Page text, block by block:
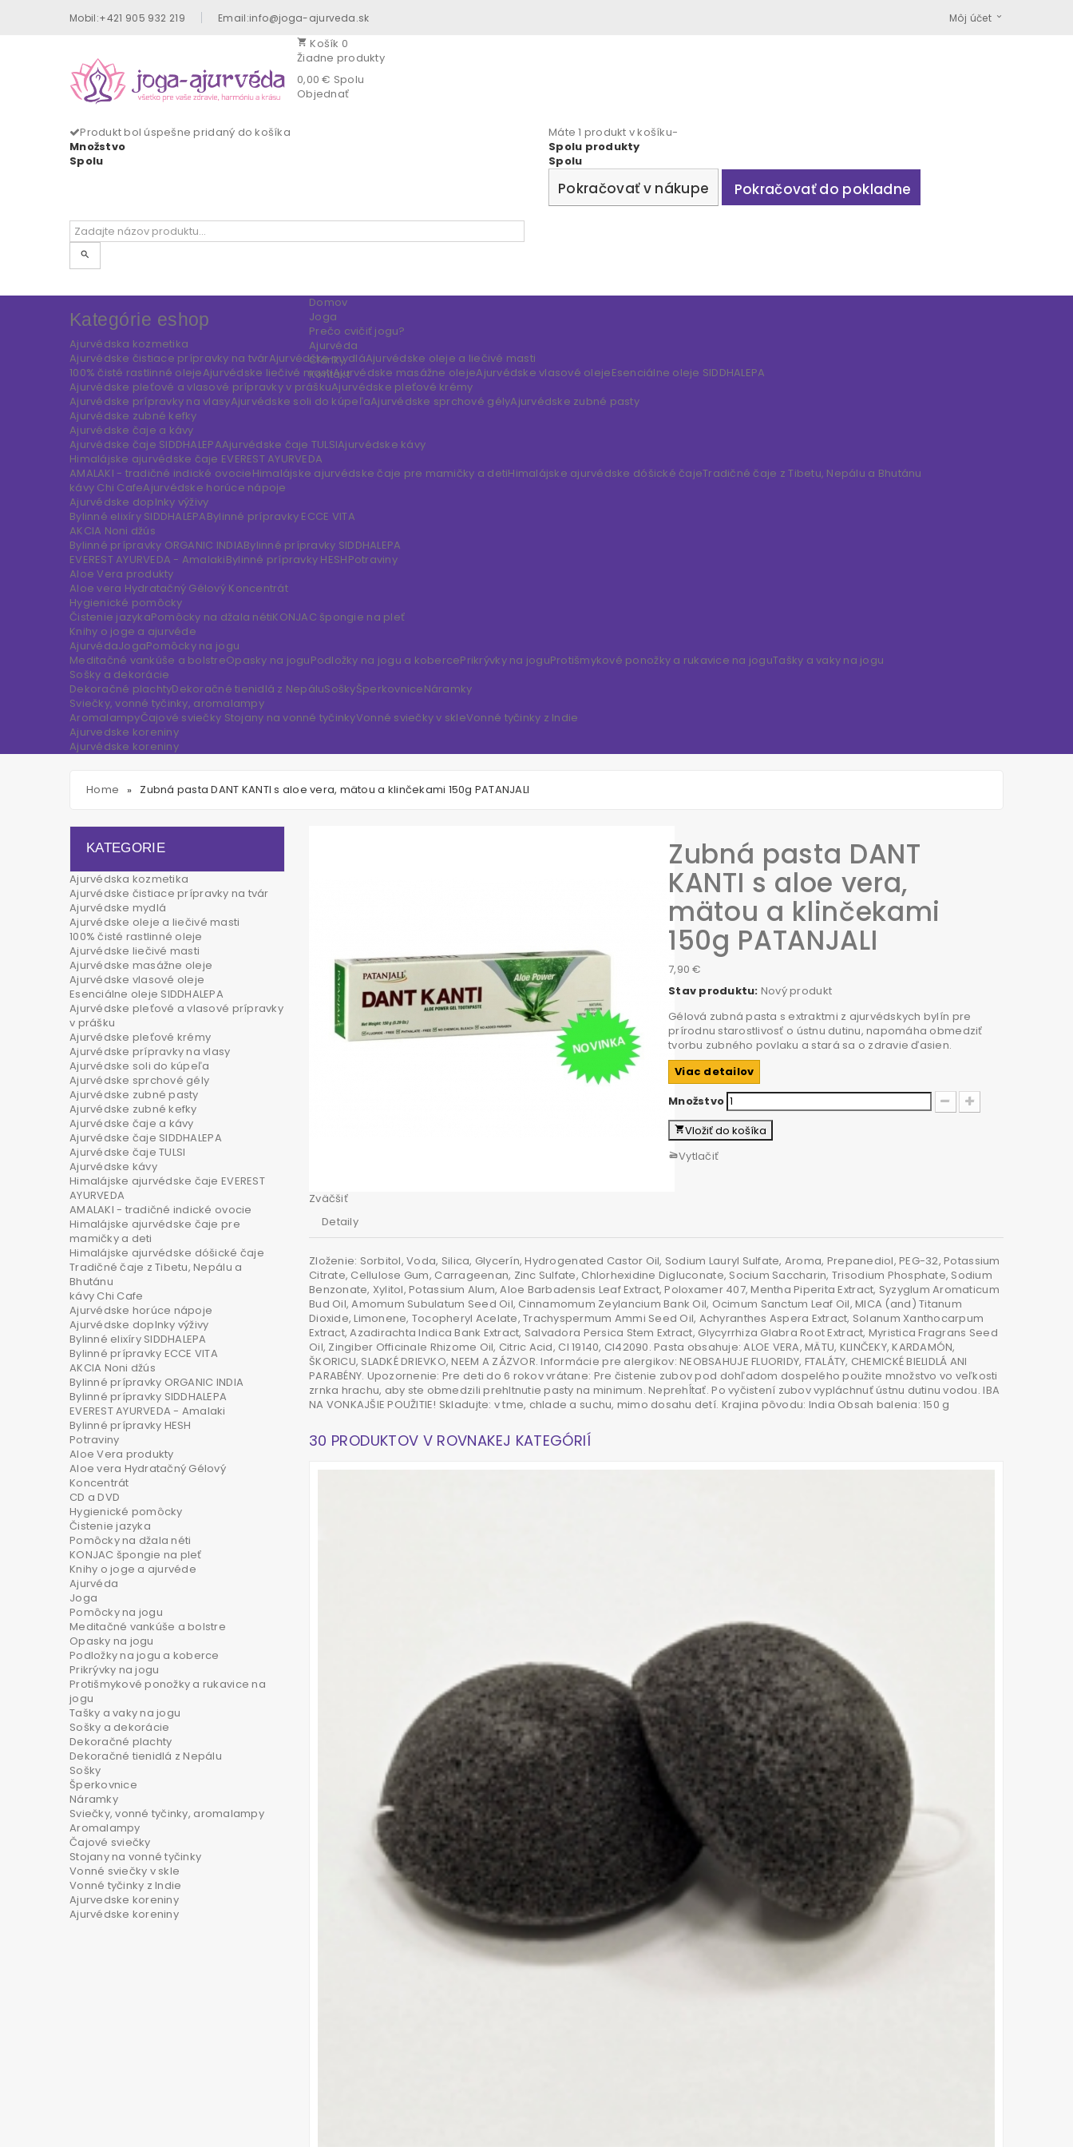
Môj účet
Mobil:+421 905 932 219 Email:info@joga-ajurveda.sk
shopping_cart Košík 0
Žiadne produkty
0,00 € Spolu
Objednať
Produkt bol úspešne pridaný do košíka
Množstvo
Spolu
Máte 1 produkt v košíku-
Spolu produkty
Spolu
Pokračovať v nákupe Pokračovať do pokladne
search
Kategórie eshop
Ajurvédska kozmetika
Ajurvédske čistiace prípravky na tvárAjurvédske mydláAjurvédske oleje a liečivé masti
100% čisté rastlinné olejeAjurvédske liečivé mastiAjurvédske masážne olejeAjurvédske vlasové olejeEsenciálne oleje SIDDHALEPA
Ajurvédske pleťové a vlasové prípravky v práškuAjurvédske pleťové krémy
Ajurvédske prípravky na vlasyAjurvédske soli do kúpeľaAjurvédske sprchové gélyAjurvédske zubné pasty
Ajurvédske zubné kefky
Ajurvédske čaje a kávy
Ajurvédske čaje SIDDHALEPAAjurvédske čaje TULSIAjurvédske kávy
Himalájske ajurvédske čaje EVEREST AYURVEDA
AMALAKI - tradičné indické ovocieHimalájske ajurvédske čaje pre mamičky a detiHimalájske ajurvédske dóšické čajeTradičné čaje z Tibetu, Nepálu a Bhutánu
kávy Chi CafeAjurvédske horúce nápoje
Ajurvédske doplnky výživy
Bylinné elixíry SIDDHALEPABylinné prípravky ECCE VITA
AKCIA Noni džús
Bylinné prípravky ORGANIC INDIABylinné prípravky SIDDHALEPA
EVEREST AYURVEDA - AmalakiBylinné prípravky HESHPotraviny
Aloe Vera produkty
Aloe vera Hydratačný Gélový Koncentrát
Hygienické pomôcky
Čistenie jazykaPomôcky na džala nétiKONJAC špongie na pleť
Knihy o joge a ajurvéde
AjurvédaJogaPomôcky na jogu
Meditačné vankúše a bolstreOpasky na joguPodložky na jogu a kobercePrikrývky na joguProtišmykové ponožky a rukavice na joguTašky a vaky na jogu
Sošky a dekorácie
Dekoračné plachtyDekoračné tienidlá z NepáluSoškyŠperkovniceNáramky
Sviečky, vonné tyčinky, aromalampy
AromalampyČajové sviečky Stojany na vonné tyčinkyVonné sviečky v skleVonné tyčinky z Indie
Ajurvedske koreniny
Ajurvédske koreniny
Domov
Joga
Prečo cvičiť jogu?
Ajurvéda
Články
Kontakt
Home » Zubná pasta DANT KANTI s aloe vera, mätou a klinčekami 150g PATANJALI
KATEGORIE
Ajurvédska kozmetika
Ajurvédske čistiace prípravky na tvár
Ajurvédske mydlá
Ajurvédske oleje a liečivé masti
100% čisté rastlinné oleje
Ajurvédske liečivé masti
Ajurvédske masážne oleje
Ajurvédske vlasové oleje
Esenciálne oleje SIDDHALEPA
Ajurvédske pleťové a vlasové prípravky
v prášku
Ajurvédske pleťové krémy
Ajurvédske prípravky na vlasy
Ajurvédske soli do kúpeľa
Ajurvédske sprchové gély
Ajurvédske zubné pasty
Ajurvédske zubné kefky
Ajurvédske čaje a kávy
Ajurvédske čaje SIDDHALEPA
Ajurvédske čaje TULSI
Ajurvédske kávy
Himalájske ajurvédske čaje EVEREST
AYURVEDA
AMALAKI - tradičné indické ovocie
Himalájske ajurvédske čaje pre
mamičky a deti
Himalájske ajurvédske dóšické čaje
Tradičné čaje z Tibetu, Nepálu a
Bhutánu
kávy Chi Cafe
Ajurvédske horúce nápoje
Ajurvédske doplnky výživy
Bylinné elixíry SIDDHALEPA
Bylinné prípravky ECCE VITA
AKCIA Noni džús
Bylinné prípravky ORGANIC INDIA
Bylinné prípravky SIDDHALEPA
EVEREST AYURVEDA - Amalaki
Bylinné prípravky HESH
Potraviny
Aloe Vera produkty
Aloe vera Hydratačný Gélový
Koncentrát
CD a DVD
Hygienické pomôcky
Čistenie jazyka
Pomôcky na džala néti
KONJAC špongie na pleť
Knihy o joge a ajurvéde
Ajurvéda
Joga
Pomôcky na jogu
Meditačné vankúše a bolstre
Opasky na jogu
Podložky na jogu a koberce
Prikrývky na jogu
Protišmykové ponožky a rukavice na
jogu
Tašky a vaky na jogu
Sošky a dekorácie
Dekoračné plachty
Dekoračné tienidlá z Nepálu
Sošky
Šperkovnice
Náramky
Sviečky, vonné tyčinky, aromalampy
Aromalampy
Čajové sviečky
Stojany na vonné tyčinky
Vonné sviečky v skle
Vonné tyčinky z Indie
Ajurvedske koreniny
Ajurvédske koreniny
Zväčšiť
Zubná pasta DANT
KANTI s aloe vera,
mätou a klinčekami
150g PATANJALI
7,90 €
Stav produktu: Nový produkt
Gélová zubná pasta s extraktmi z ajurvédskych bylín pre
prírodnu starostlivosť o ústnu dutinu, napomáha obmedziť
tvorbu zubného povlaku a stará sa o zdravie ďasien.
Viac detailov
Množstvo
local_grocery_storeVložiť do košíka
scannerVytlačiť
Detaily
Zloženie: Sorbitol, Voda, Silica, Glycerín, Hydrogenated Castor Oil, Sodium Lauryl Sulfate, Aroma, Prepanediol, PEG-32, Potassium
Citrate, Cellulose Gum, Carrageenan, Zinc Sulfate, Chlorhexidine Digluconate, Socium Saccharin, Trisodium Phosphate, Sodium
Benzonate, Xylitol, Potassium Alum, Aloe Barbadensis Leaf Extract, Poloxamer 407, Mentha Piperita Extract, Syzyglum Aromaticum
Bud Oil, Amomum Subulatum Seed Oil, Cinnamomum Zeylancium Bank Oil, Ocimum Sanctum Leaf Oil, MICA (and) Titanum
Dioxide, Limonene, Tocopheryl Acelate, Trachyspermum Ammi Seed Oil, Achyranthes Aspera Extract, Solanum Xanthocarpum
Extract, Azadirachta Indica Bank Extract, Salvadora Persica Stem Extract, Glycyrrhiza Glabra Root Extract, Myristica Fragrans Seed
Oil, Zingiber Officinale Rhizome Oil, Citric Acid, CI 19140, CI42090. Pasta obsahuje: ALOE VERA, MÄTU, KLINČEKY, KARDAMÓN,
ŠKORICU, SLADKÉ DRIEVKO, NEEM A ZÁZVOR. Informácie pre alergikov: NEOBSAHUJE FLUORIDY, FTALÁTY, CHEMICKÉ BIELIDLÁ ANI
PARABÉNY. Upozornenie: Pre deti do 6 rokov vrátane: Pre čistenie zubov pod dohľadom dospelého použite množstvo vo veľkosti
zrnka hrachu, aby ste obmedzili prehltnutie pasty na minimum. Neprehĺtať. Po vyčistení zubov vypláchnuť ústnu dutinu vodou. IBA
NA VONKAJŠIE POUŽITIE! Skladujte: v tme, chlade a suchu, mimo dosahu detí. Krajina pôvodu: India Obsah balenia: 150 g
30 PRODUKTOV V ROVNAKEJ KATEGÓRIÍ